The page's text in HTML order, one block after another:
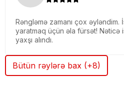
Rəngləmə zamanı çox
yaratmaq üçün əla fürsət! Nəticə
yaxşı alındı.
Bütün rəylərə bax (+8)